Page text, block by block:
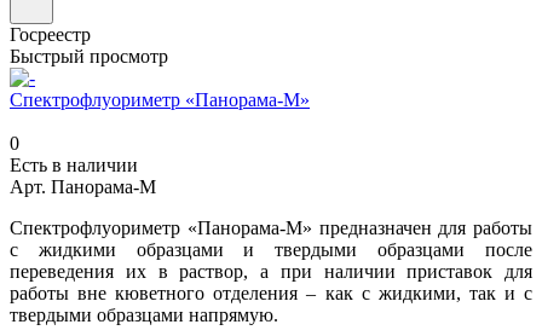
Госреестр
Быстрый просмотр
Спектрофлуориметр «Панорама-М»
0
Есть в наличии
Арт. Панорама-М
Спектрофлуориметр «Панорама-М» предназначен для работы
с жидкими образцами и твердыми образцами после
переведения их в раствор, а при наличии приставок для
работы вне кюветного отделения – как с жидкими, так и с
твердыми образцами напрямую.